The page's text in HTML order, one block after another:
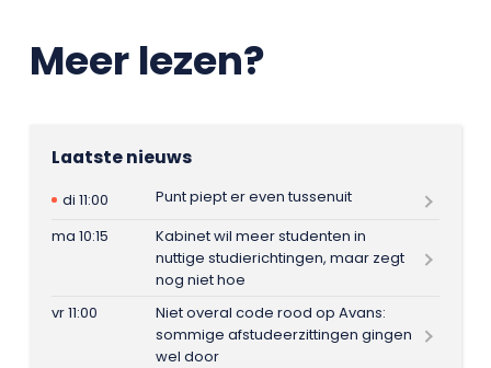
Meer lezen?
Laatste nieuws
di 11:00
Punt piept er even tussenuit
ma 10:15
Kabinet wil meer studenten in
nuttige studierichtingen, maar zegt
nog niet hoe
vr 11:00
Niet overal code rood op Avans:
sommige afstudeerzittingen gingen
wel door